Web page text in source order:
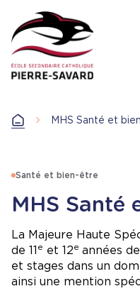
contenu
principal
AccueilMHS Santé et
Santé et bien-être
MHS Santé
La Majeure Haute
de 11 e et 12e années
et stages dans un
ainsi une mention